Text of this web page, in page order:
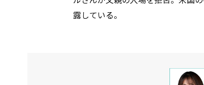
露している。